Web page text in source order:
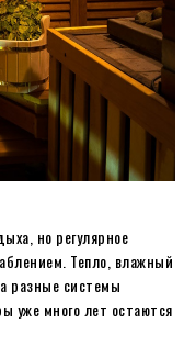
но регулярное
Тепло, влажный
разные системы
уже много лет остаются